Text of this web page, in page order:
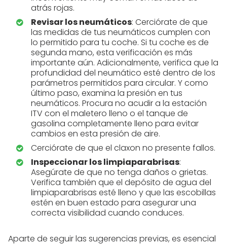
atrás rojas.
Revisar los neumáticos: Cerciórate de que
las medidas de tus neumáticos cumplen con
lo permitido para tu coche. Si tu coche es de
segunda mano, esta verificación es más
importante aún. Adicionalmente, verifica que la
profundidad del neumático esté dentro de los
parámetros permitidos para circular. Y como
último paso, examina la presión en tus
neumáticos. Procura no acudir a la estación
ITV con el maletero lleno o el tanque de
gasolina completamente lleno para evitar
cambios en esta presión de aire.
Cerciórate de que el claxon no presente fallos.
Inspeccionar los limpiaparabrisas:
Asegúrate de que no tenga daños o grietas.
Verifica también que el depósito de agua del
limpiaparabrisas esté lleno y que las escobillas
estén en buen estado para asegurar una
correcta visibilidad cuando conduces.
Aparte de seguir las sugerencias previas, es esencial